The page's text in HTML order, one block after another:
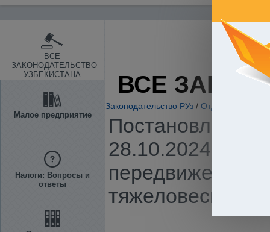
ВСЕ
ЗАКОНОДАТЕЛЬСТВО
УЗБЕКИСТАНА
Малое предприятие
Налоги: Вопросы и
ответы
ВСЕ
Законодательство РУз / Отдельные
Постановление
28.10.2024 г. N
передвижения
тяжеловесных